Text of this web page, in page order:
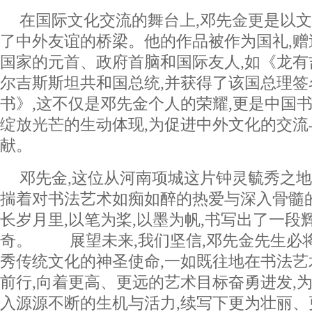
在国际文化交流的舞台上,邓先金更是以
了中外友谊的桥梁。他的作品被作为国礼,
国家的元首、政府首脑和国际友人,如《龙
尔吉斯斯坦共和国总统,并获得了该国总理
书》,这不仅是邓先金个人的荣耀,更是中国
绽放光芒的生动体现,为促进中外文化的交
献。
邓先金,这位从河南项城这片钟灵毓秀之
揣着对书法艺术如痴如醉的热爱与深入骨髓
长岁月里,以笔为桨,以墨为帆,书写出了一段
奇。 展望未来,我们坚信,邓先金先生必
秀传统文化的神圣使命,一如既往地在书法
前行,向着更高、更远的艺术目标奋勇进发,
入源源不断的生机与活力,续写下更为壮丽